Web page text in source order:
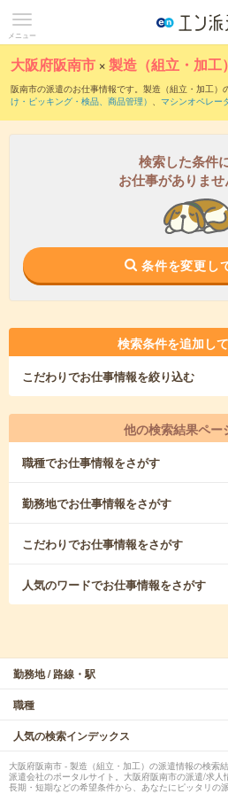
メニュー
大阪府阪南市 ×製造（組立・加工）
阪南市の派遣のお仕事情報です。製造（組立・加工）
け・ピッキング・検品、商品管理） 、 マシンオペレー
検索した条件
お仕事がありま
条件を変更し
検索条件を追加し
こだわりでお仕事情報を絞り込む
他の検索結果ペー
職種でお仕事情報をさがす
勤務地でお仕事情報をさがす
こだわりでお仕事情報をさがす
人気のワードでお仕事情報をさがす
勤務地 / 路線・駅
職種
人気の検索インデックス
大阪府阪南市 - 製造（組立・加工）の派遣情報の検索
派遣会社のポータルサイト。大阪府阪南市の派遣/求人
長期・短期などの希望条件から、あなたにピッタリの